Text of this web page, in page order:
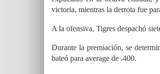
victoria, mientras la derrota fue
A la ofensiva, Tigres despachó
Durante la premiación, se
bateó para average de .400.